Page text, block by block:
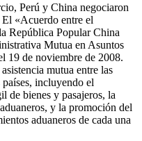
Perú y China negociaron
«Acuerdo entre el
República Popular China
Mutua en Asuntos
19 de noviembre de 2008.
mutua entre las
incluyendo el
de bienes y pasajeros, la
y la promoción del
aduaneros de cada una